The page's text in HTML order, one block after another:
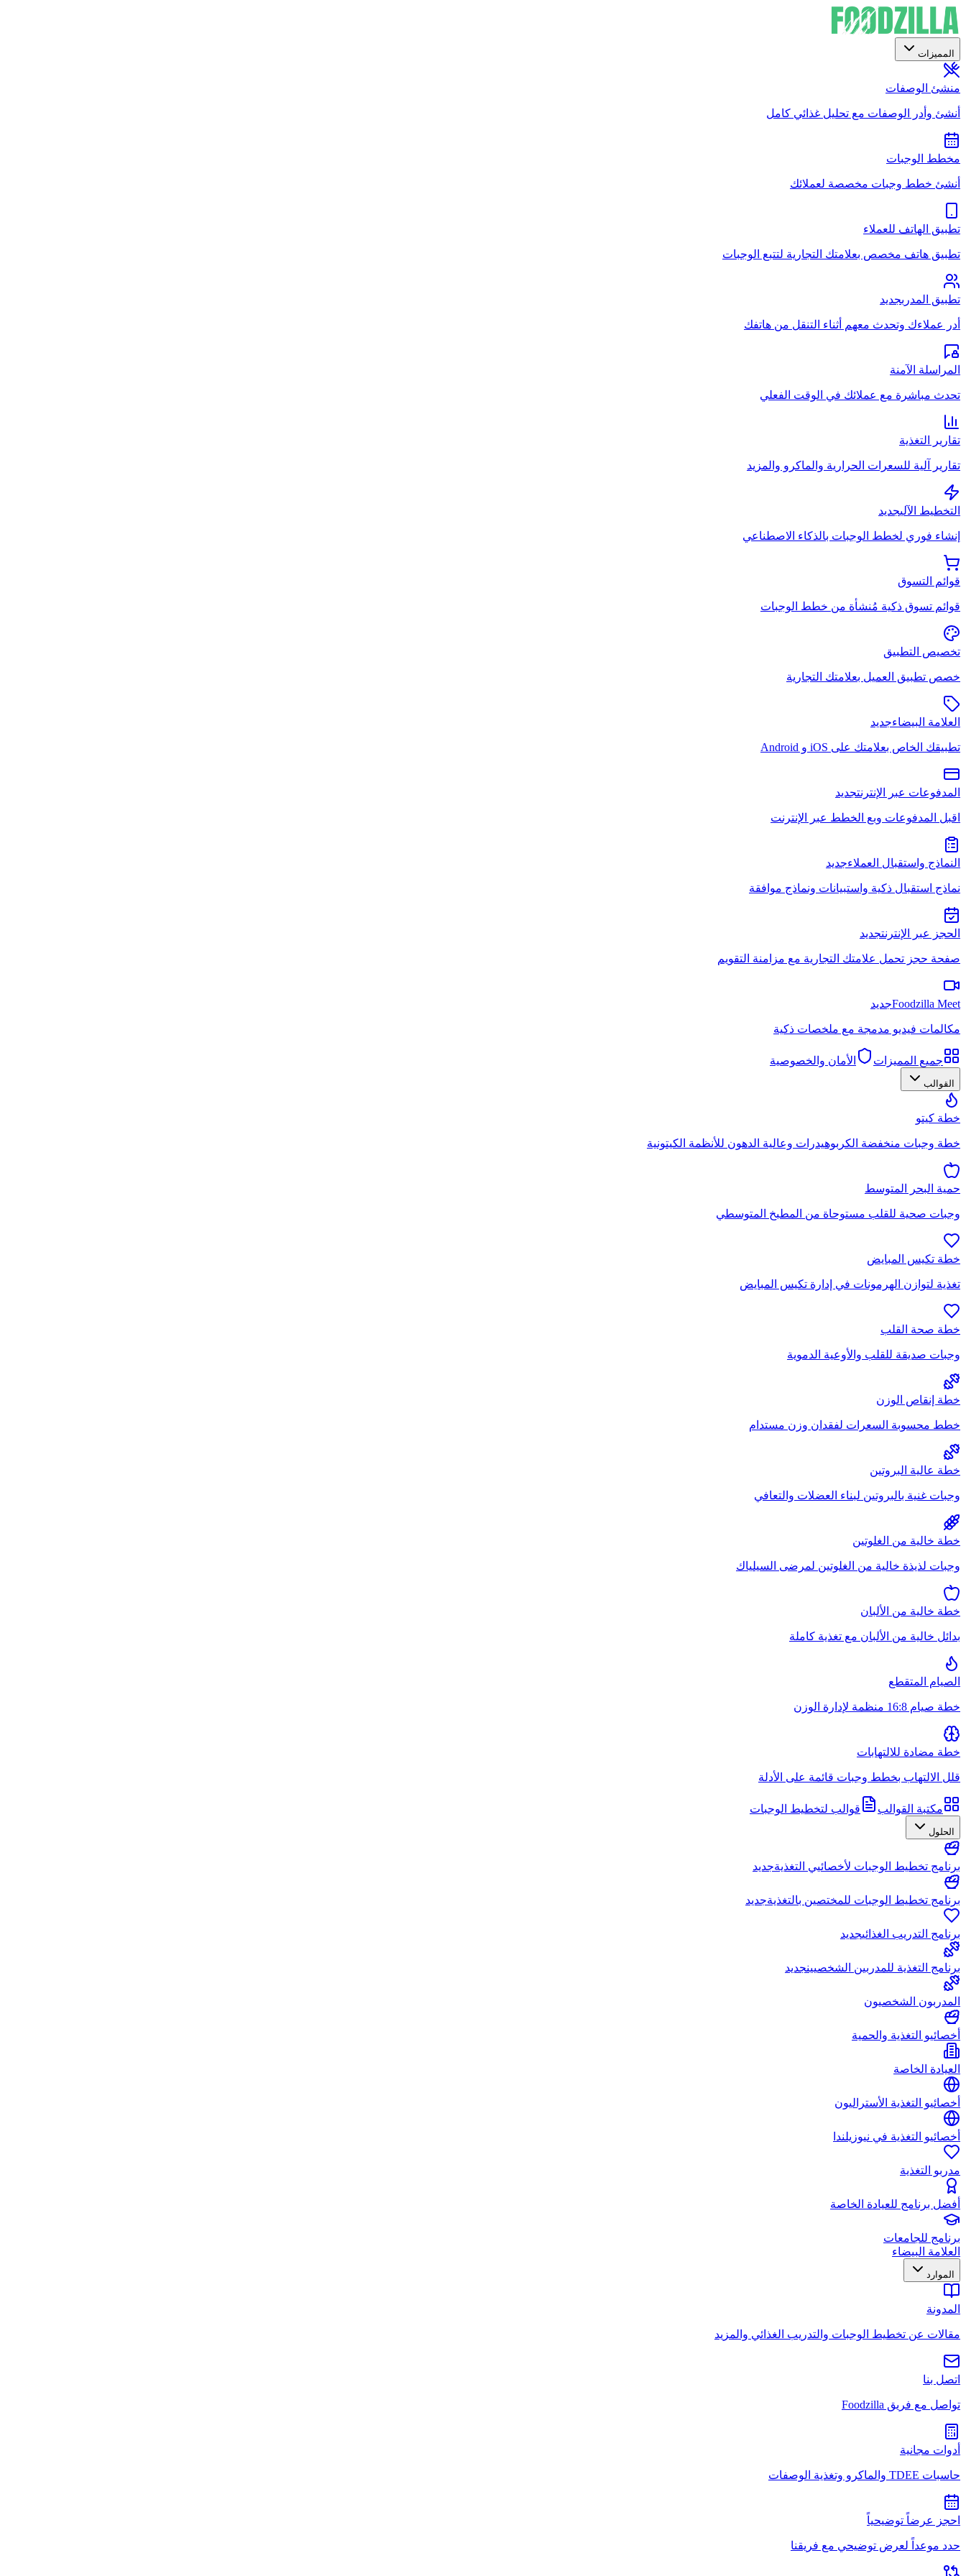
المميزات
منشئ الوصفات
أنشئ وأدر الوصفات مع تحليل غذائي كامل
مخطط الوجبات
أنشئ خطط وجبات مخصصة لعملائك
تطبيق الهاتف للعملاء
تطبيق هاتف مخصص بعلامتك التجارية لتتبع الوجبات
تطبيق المدربجديد
أدر عملاءك وتحدث معهم أثناء التنقل من هاتفك
المراسلة الآمنة
تحدث مباشرة مع عملائك في الوقت الفعلي
تقارير التغذية
تقارير آلية للسعرات الحرارية والماكرو والمزيد
التخطيط الآليجديد
إنشاء فوري لخطط الوجبات بالذكاء الاصطناعي
قوائم التسوق
قوائم تسوق ذكية مُنشأة من خطط الوجبات
تخصيص التطبيق
خصص تطبيق العميل بعلامتك التجارية
العلامة البيضاءجديد
تطبيقك الخاص بعلامتك على iOS و Android
المدفوعات عبر الإنترنتجديد
اقبل المدفوعات وبع الخطط عبر الإنترنت
النماذج واستقبال العملاءجديد
نماذج استقبال ذكية واستبيانات ونماذج موافقة
الحجز عبر الإنترنتجديد
صفحة حجز تحمل علامتك التجارية مع مزامنة التقويم
Foodzilla Meetجديد
مكالمات فيديو مدمجة مع ملخصات ذكية
جميع المميزات الأمان والخصوصية
القوالب
خطة كيتو
خطة وجبات منخفضة الكربوهيدرات وعالية الدهون للأنظمة الكيتونية
حمية البحر المتوسط
وجبات صحية للقلب مستوحاة من المطبخ المتوسطي
خطة تكيس المبايض
تغذية لتوازن الهرمونات في إدارة تكيس المبايض
خطة صحة القلب
وجبات صديقة للقلب والأوعية الدموية
خطة إنقاص الوزن
خطط محسوبة السعرات لفقدان وزن مستدام
خطة عالية البروتين
وجبات غنية بالبروتين لبناء العضلات والتعافي
خطة خالية من الغلوتين
وجبات لذيذة خالية من الغلوتين لمرضى السيلياك
خطة خالية من الألبان
بدائل خالية من الألبان مع تغذية كاملة
الصيام المتقطع
خطة صيام 16:8 منظمة لإدارة الوزن
خطة مضادة للالتهابات
قلل الالتهاب بخطط وجبات قائمة على الأدلة
مكتبة القوالب قوالب لتخطيط الوجبات
الحلول
برنامج تخطيط الوجبات لأخصائيي التغذيةجديد
برنامج تخطيط الوجبات للمختصين بالتغذيةجديد
برنامج التدريب الغذائيجديد
برنامج التغذية للمدربين الشخصيينجديد
المدربون الشخصيون
أخصائيو التغذية والحمية
العيادة الخاصة
أخصائيو التغذية الأستراليون
أخصائيو التغذية في نيوزيلندا
مدربو التغذية
أفضل برنامج للعيادة الخاصة
برنامج للجامعات
العلامة البيضاء
الموارد
المدونة
مقالات عن تخطيط الوجبات والتدريب الغذائي والمزيد
اتصل بنا
تواصل مع فريق Foodzilla
أدوات مجانية
حاسبات TDEE والماكرو وتغذية الوصفات
احجز عرضاً توضيحياً
حدد موعداً لعرض توضيحي مع فريقنا